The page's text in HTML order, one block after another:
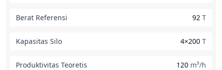
Berat Referensi 92 T
Kapasitas Silo 4×200 T
Produktivitas Teoretis 120 m³/h